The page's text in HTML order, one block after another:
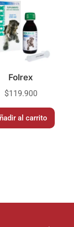
Folrex
$119.900
al carrito